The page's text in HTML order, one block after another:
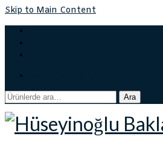
Skip to Main Content
Ara:
Ara